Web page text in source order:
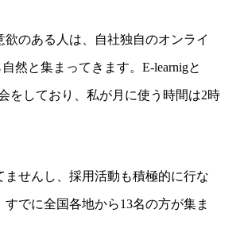
欲のある人は、自社独自のオンライ
然と集まってきます。E-learnigと
をしており、私が月に使う時間は2時
ませんし、採用活動も積極的に行な
すでに全国各地から13名の方が集ま